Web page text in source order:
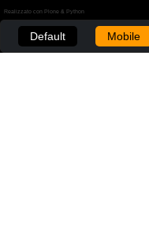
Realizzato con Plone & Python
Default Mobile